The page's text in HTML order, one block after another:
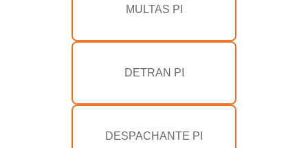
MULTAS PI
DETRAN PI
DESPACHANTE PI